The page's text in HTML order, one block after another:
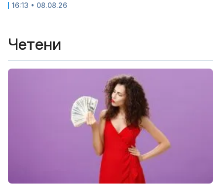
16:13 • 08.08.26
Четени